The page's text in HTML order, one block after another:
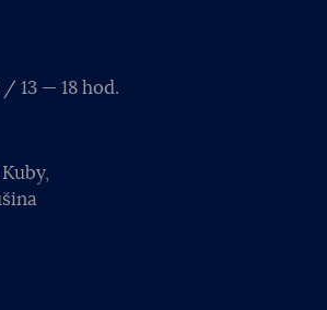
13 — 18 hod.